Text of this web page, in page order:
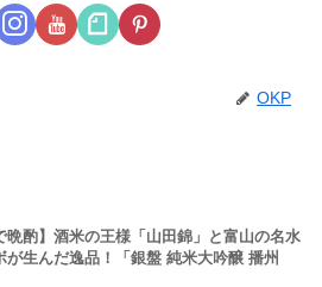
OKP
晩酌】酒米の王様「山田錦」と富山の名水
が生んだ逸品！「銀盤 純米大吟醸 播州